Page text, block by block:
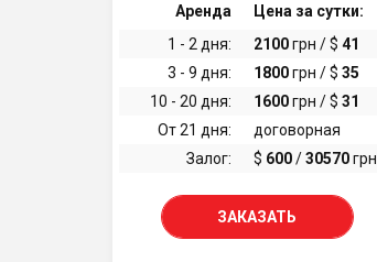
Аренда
Цена за сутки:
1 - 2 дня:
2100грн / $ 41
3 - 9 дня:
1800грн / $ 35
10 - 20 дня:
1600грн / $ 31
От 21 дня:
договорная
Залог:
$ 600/30570грн
ЗАКАЗАТЬ